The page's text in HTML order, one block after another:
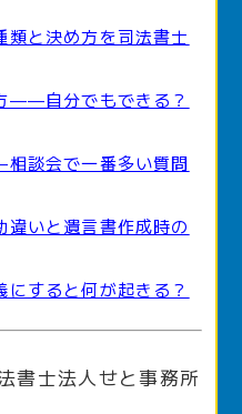
類と決め方を司法書士
——自分でもできる？
談会で一番多い質問
違いと遺言書作成時の
すると何が起きる？
書士法人せと事務所